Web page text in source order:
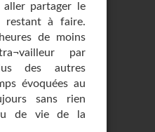
aller partager le
restant à faire.
de moins
par
des autres
évoquées au
sans rien
de vie de la